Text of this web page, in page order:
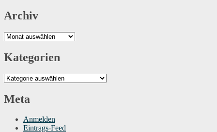
Archiv
Archiv
Kategorien
Kategorien
Meta
Anmelden
Eintrags-Feed